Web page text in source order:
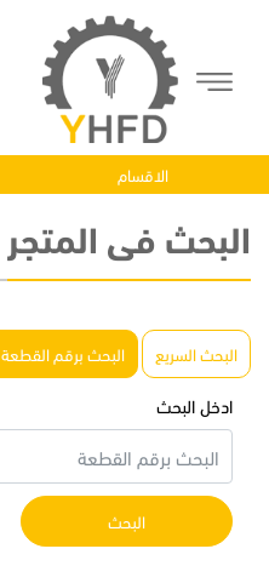
الاقسام الرئيسية | البحث فى المتجر
البحث فى المتجر
البحث السريع البحث برقم القطعة
ادخل البحث
البحث